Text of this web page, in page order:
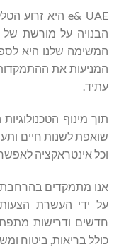
הבנויה על מורשת של
המשימה שלנו היא
המניעות את
עתיד.
שואפת לשנות חיים
וכל אינטראקציה
אנו מתמקדים בהרחבת
על ידי העשרת
חדשים ודרישות
כולל בריאות, ביטוח